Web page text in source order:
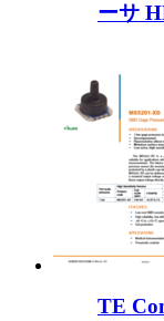
ーサ
TE